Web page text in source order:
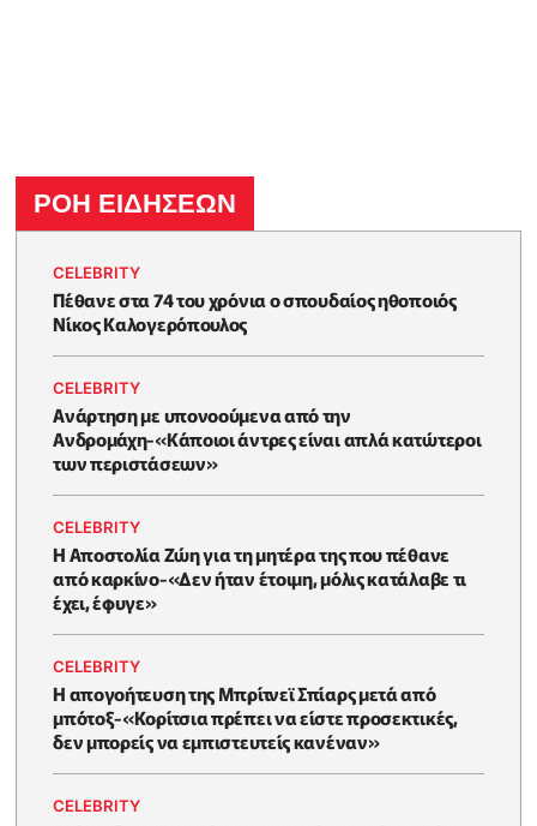
ΡΟΗ ΕΙΔΗΣΕΩΝ
CELEBRITY
Πέθανε στα 74 του χρόνια ο σπουδαίος ηθοποιός
Νίκος Καλογερόπουλος
CELEBRITY
Ανάρτηση με υπονοούμενα από την
Ανδρομάχη-«Κάποιοι άντρες είναι απλά κατώτεροι
των περιστάσεων»
CELEBRITY
Η Αποστολία Ζώη για τη μητέρα της που πέθανε
από καρκίνο-«Δεν ήταν έτοιμη, μόλις κατάλαβε τι
έχει, έφυγε»
CELEBRITY
Η απογοήτευση της Μπρίτνεϊ Σπίαρς μετά από
μπότοξ-«Κορίτσια πρέπει να είστε προσεκτικές,
δεν μπορείς να εμπιστευτείς κανέναν»
CELEBRITY